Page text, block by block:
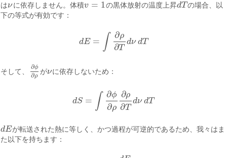
はν
ν に依存しません。体積v = 1
v=1 の黒体放射の温度上昇dT
dT の場合、以
下の等式が有効です：
dE = ∫ ∂ρ
∂T
dν dT
dE= ∂ ∂TdνdT
そして、
∂ϕ
∂ρ
∂ϕ∂ ρ
がν
ν に依存しないため：
dS = ∫ ∂ϕ
∂ρ
∂ρ
∂T
dν dT
dS= ∂ ∂ρ∂ρ∂TdνdT
dE
dE が転送された熱に等しく、かつ過程が可逆的であるため、我々はま
た以下を持ちます：